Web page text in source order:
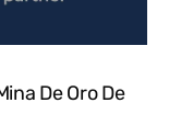
De Oro De